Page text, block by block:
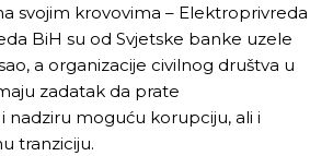
svojim krovovima – Elektroprivreda
BiH su od Svjetske banke uzele
a organizacije civilnog društva u
zadatak da prate
nadziru moguću korupciju, ali i
tranziciju.